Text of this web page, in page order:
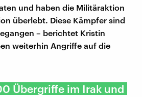
und haben die Militäraktion
überlebt. Diese Kämpfer sind
– berichtet Kristin
weiterhin Angriffe auf die
Übergriffe im Irak und